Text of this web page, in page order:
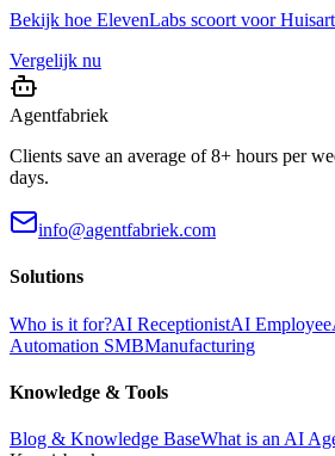
Bekijk hoe ElevenLabs scoort voor
Vergelijk nu
Agentfabriek
Clients save an average of 8+ hours per
days.
info@agentfabriek.com
Solutions
Who is it for?AI ReceptionistAI Employee
Automation SMBManufacturing
Knowledge & Tools
Blog & Knowledge BaseWhat is an AI